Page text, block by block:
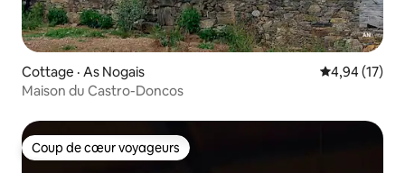
Cottage · As Nogais Note
4,94 (17)
Maison du Castro-Doncos
Coup de cœur voyageurs
Coup de cœur voyageurs